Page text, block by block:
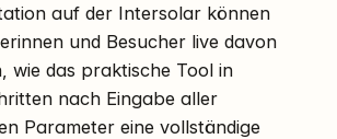
auf der Intersolar können
und Besucher live davon
wie das praktische Tool in
nach Eingabe aller
Parameter eine vollständige